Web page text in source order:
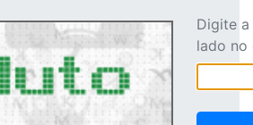
Digite
lado no